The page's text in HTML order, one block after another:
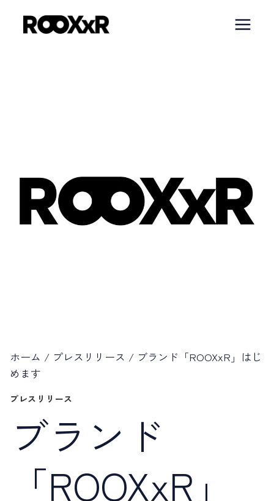
ホーム / プレスリリース / ブランド「ROOXxR」はじ
めます
プレスリリース
ブランド
「ROOXxR」